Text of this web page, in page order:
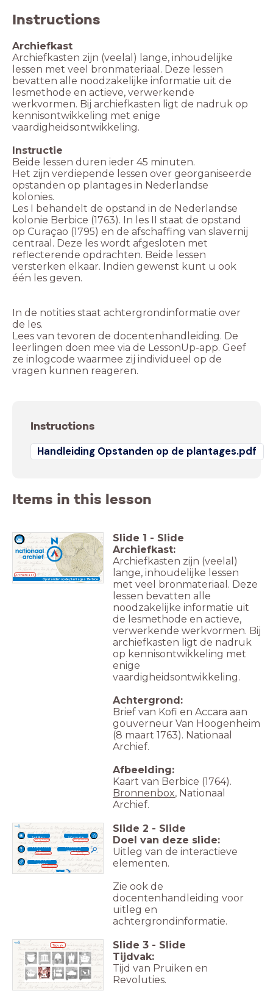
Instructions
Archiefkast
Archiefkasten zijn (veelal) lange, inhoudelijke
lessen met veel bronmateriaal. Deze lessen
bevatten alle noodzakelijke informatie uit de
lesmethode en actieve, verwerkende
werkvormen. Bij archiefkasten ligt de nadruk op
kennisontwikkeling met enige
vaardigheidsontwikkeling.
Instructie
Het zijn verdiepende lessen over georganiseerde
opstanden op plantages in Nederlandse
kolonies.
Les I behandelt de opstand in de Nederlandse
kolonie Berbice (1763). In les II staat de opstand
op Curaçao (1795) en de afschaffing van slavernij
centraal. Deze les wordt afgesloten met
reflecterende opdrachten. Beide lessen
versterken elkaar. Indien gewenst kunt u ook
één les geven.
In de notities staat achtergrondinformatie over
de les.
Lees van tevoren de docentenhandleiding. De
leerlingen doen mee via de LessonUp-app. Geef
ze inlogcode waarmee zij individueel op de
vragen kunnen reageren.
Instructions
Handleiding Opstanden op de plantages.pdf
Items in this lesson
Opstanden op de plantages: Berbice
Archiefkast
Slide 1 - Slide
Archiefkast:
Archiefkasten zijn (veelal)
lange, inhoudelijke lessen
met veel bronmateriaal. Deze
lessen bevatten alle
noodzakelijke informatie uit
de lesmethode en actieve,
verwerkende werkvormen. Bij
archiefkasten ligt de nadruk
op kennisontwikkeling met
enige
vaardigheidsontwikkeling.
Achtergrond:
Brief van Kofi en Accara aan
gouverneur Van Hoogenheim
(8 maart 1763). Nationaal
Archief.
Afbeelding:
Kaart van Berbice (1764).
Bronnenbox, Nationaal
Archief.
Detail
bekijken
Vraag/discus
sie
Webpagina
openen
Extra
informatie
Afbeelding
vergrotenKlik op
afbeelding
Klik op hotspot
es
Klik op hotspot
Klik op hotspot
Klik op hotspot
Slide 2 - Slide
Doel van deze slide:
Uitleg van de interactieve
elementen.
Zie ook de
docentenhandleiding voor
uitleg en
achtergrondinformatie.
Tijdvak Slide 3 - Slide
Tijdvak:
Tijd van Pruiken en
Revoluties.